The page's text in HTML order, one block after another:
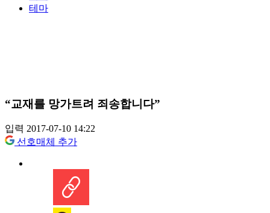
테마
“교재를 망가트려 죄송합니다”
입력 2017-07-10 14:22
선호매체 추가